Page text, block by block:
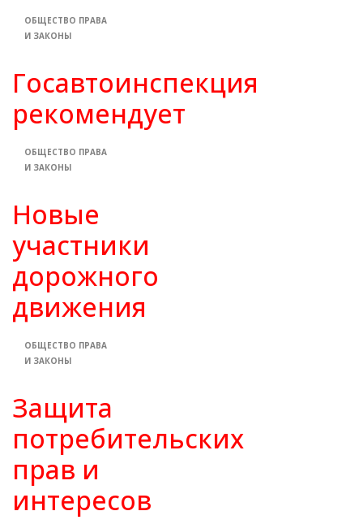
ОБЩЕСТВО ПРАВА
И ЗАКОНЫ
Госавтоинспекция
рекомендует
ОБЩЕСТВО ПРАВА
И ЗАКОНЫ
Новые
участники
дорожного
движения
ОБЩЕСТВО ПРАВА
И ЗАКОНЫ
Защита
потребительских
прав и
интересов